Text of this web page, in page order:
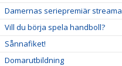
Damernas seriepremiär
Vill du börja spela handboll?
Sånnafiket!
Domarutbildning